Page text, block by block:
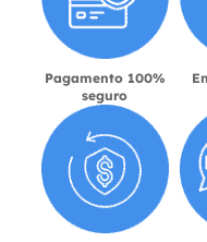
Pagamento 100%
seguro